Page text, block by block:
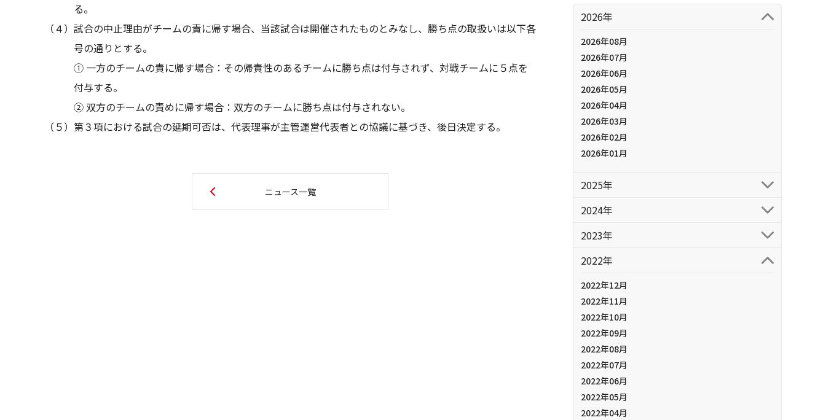
る。
（４）試合の中止理由がチームの責に帰す場合、当該試合は開催されたものとみなし、勝ち点の取扱いは以下各
号の通りとする。
① 一方のチームの責に帰す場合：その帰責性のあるチームに勝ち点は付与されず、対戦チームに５点を
付与する。
② 双方のチームの責めに帰す場合：双方のチームに勝ち点は付与されない。
（５）第３項における試合の延期可否は、代表理事が主管運営代表者との協議に基づき、後日決定する。
ニュース一覧
2026年
2026年08月
2026年07月
2026年06月
2026年05月
2026年04月
2026年03月
2026年02月
2026年01月
2025年
2024年
2023年
2022年
2022年12月
2022年11月
2022年10月
2022年09月
2022年08月
2022年07月
2022年06月
2022年05月
2022年04月